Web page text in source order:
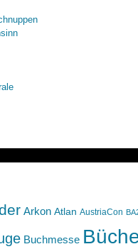
Arkon Atlan AustriaCon
Buchmesse